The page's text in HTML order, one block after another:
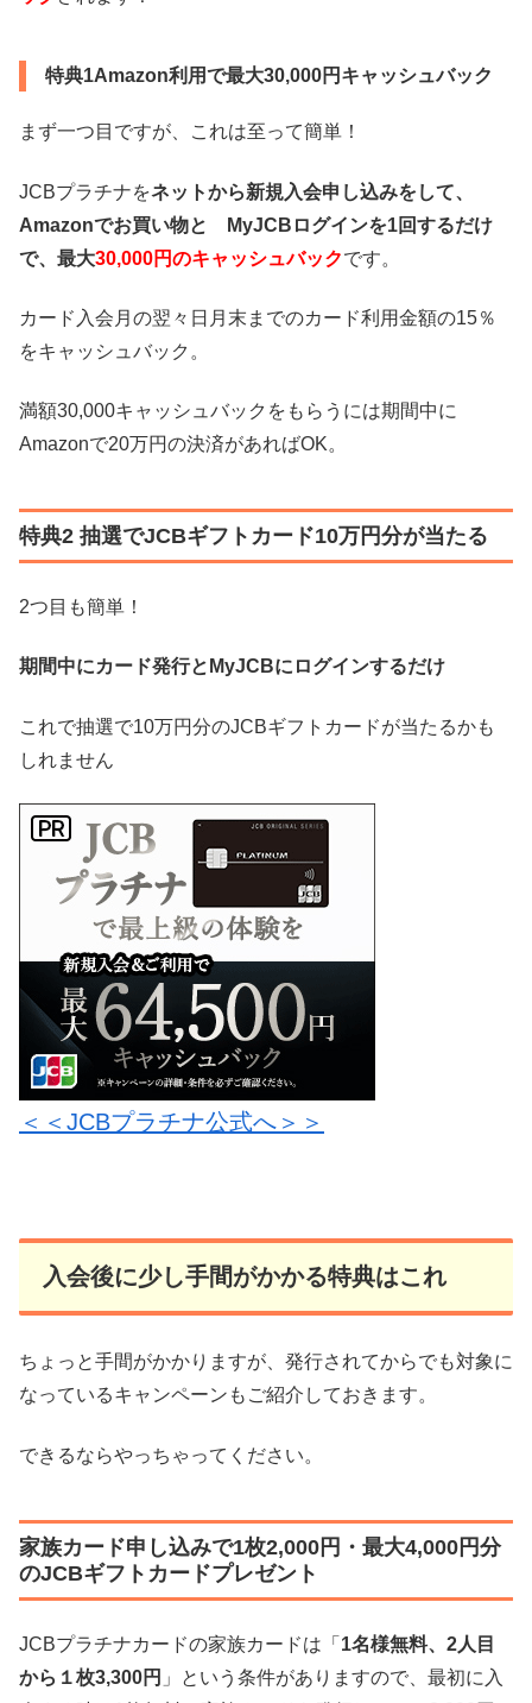
特典1Amazon利用で最大30,000円キャッシュバック
まず一つ目ですが、これは至って簡単！
JCBプラチナをネットから新規入会申し込みをして、
Amazonでお買い物と MyJCBログインを1回するだけ
で、最大30,000円のキャッシュバックです。
カード入会月の翌々日月末までのカード利用金額の15％
をキャッシュバック。
満額30,000キャッシュバックをもらうには期間中に
Amazonで20万円の決済があればOK。
特典2 抽選でJCBギフトカード10万円分が当たる
2つ目も簡単！
期間中にカード発行とMyJCBにログインするだけ
これで抽選で10万円分のJCBギフトカードが当たるかも
しれません
＜＜JCBプラチナ公式へ＞＞
入会後に少し手間がかかる特典はこれ
ちょっと手間がかかりますが、発行されてからでも対象に
なっているキャンペーンもご紹介しておきます。
できるならやっちゃってください。
家族カード申し込みで1枚2,000円・最大4,000円分
のJCBギフトカードプレゼント
JCBプラチナカードの家族カードは「 1名様無料、2人目
から１枚3,300円 」という条件がありますので、最初に入